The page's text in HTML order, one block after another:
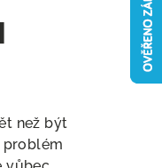
než být
problém